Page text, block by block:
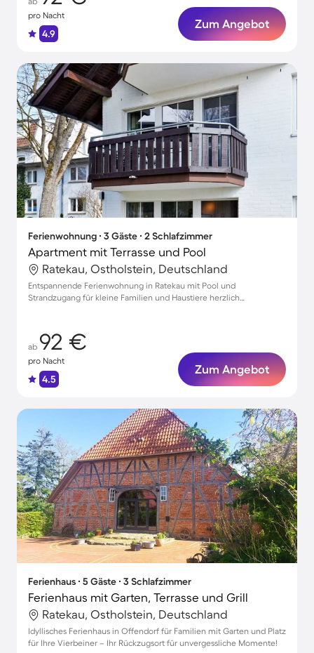
pro Nacht
4.9
Zum Angebot
Ferienwohnung ∙ 3 Gäste ∙ 2 Schlafzimmer
Apartment mit Terrasse und Pool
Ratekau, Ostholstein, Deutschland
Entspannende Ferienwohnung in Ratekau mit Pool und
Strandzugang für kleine Familien und Haustiere herzlich
ab 92 €
pro Nacht
4.5
Zum Angebot
Ferienhaus ∙ 5 Gäste ∙ 3 Schlafzimmer
Ferienhaus mit Garten, Terrasse und Grill
Ratekau, Ostholstein, Deutschland
Idyllisches Ferienhaus in Offendorf für Familien mit Garten und Platz
für Ihre Vierbeiner – Ihr Rückzugsort für unvergessliche Momente!